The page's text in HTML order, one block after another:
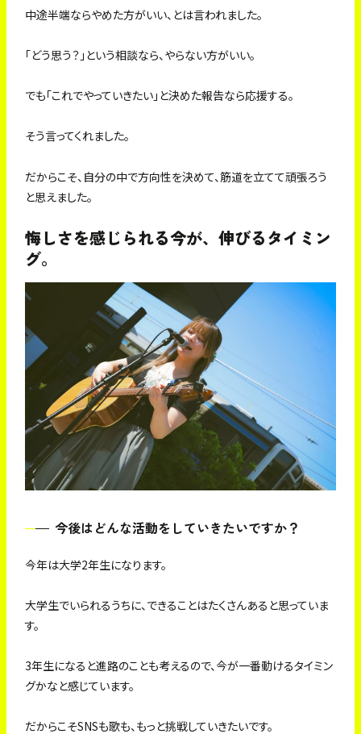
中途半端ならやめた方がいい、とは言われました。
「どう思う？」という相談なら、やらない方がいい。
でも「これでやっていきたい」と決めた報告なら応援する。
そう言ってくれました。
だからこそ、自分の中で方向性を決めて、筋道を立てて頑張ろう
と思えました。
悔しさを感じられる今が、伸びるタイミン
グ。
今後はどんな活動をしていきたいですか？
今年は大学2年生になります。
大学生でいられるうちに、できることはたくさんあると思っていま
す。
3年生になると進路のことも考えるので、今が一番動けるタイミン
グかなと感じています。
だからこそSNSも歌も、もっと挑戦していきたいです。